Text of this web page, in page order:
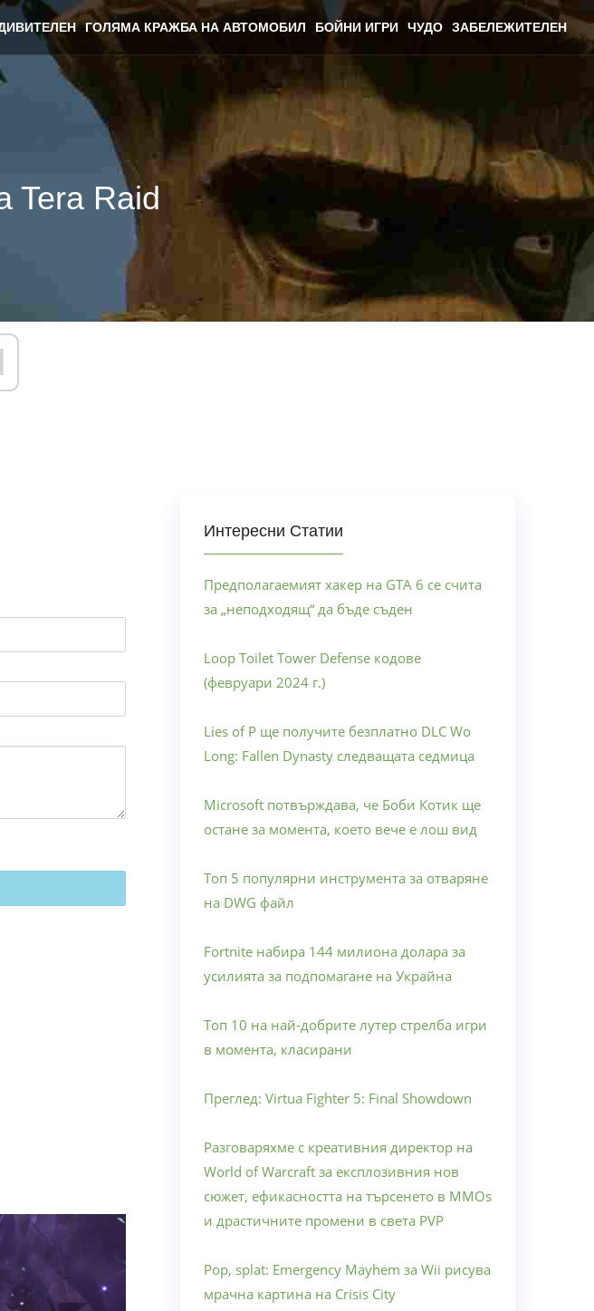
ГОЛЯМА КРАЖБА НА АВТОМОБИЛ БОЙНИ ИГРИ ЧУДО ЗАБЕЛЕЖИТЕЛЕН
Tera Raid
Интересни Статии
Предполагаемият хакер на GTA 6 се счита
за „неподходящ“ да бъде съден
Loop Toilet Tower Defense кодове
(февруари 2024 г.)
Lies of P ще получите безплатно DLC Wo
Long: Fallen Dynasty следващата седмица
Microsoft потвърждава, че Боби Котик ще
остане за момента, което вече е лош вид
Топ 5 популярни инструмента за отваряне
на DWG файл
Fortnite набира 144 милиона долара за
усилията за подпомагане на Украйна
Топ 10 на най-добрите лутер стрелба игри
в момента, класирани
Преглед: Virtua Fighter 5: Final Showdown
Разговаряхме с креативния директор на
World of Warcraft за експлозивния нов
сюжет, ефикасността на търсенето в MMOs
и драстичните промени в света PVP
Pop, splat: Emergency Mayhem за Wii рисува
мрачна картина на Crisis City